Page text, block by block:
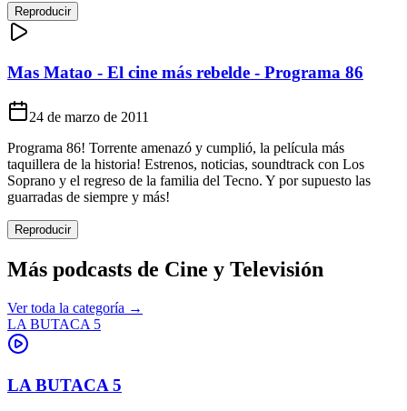
Reproducir
Mas Matao - El cine más rebelde - Programa 86
24 de marzo de 2011
Programa 86! Torrente amenazó y cumplió, la película más
taquillera de la historia! Estrenos, noticias, soundtrack con Los
Soprano y el regreso de la familia del Tecno. Y por supuesto las
guarradas de siempre y más!
Reproducir
Más podcasts de Cine y Televisión
Ver toda la categoría →
LA BUTACA 5
LA BUTACA 5